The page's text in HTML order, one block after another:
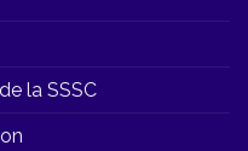
la SSSC